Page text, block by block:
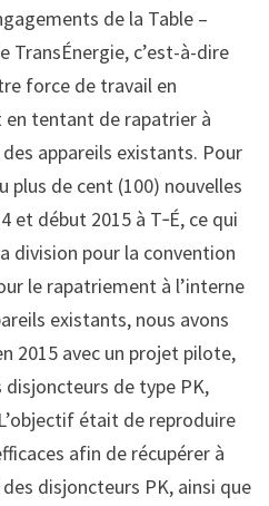
de la Table –
TransÉnergie, c’est-à-dire
force de travail en
tentant de rapatrier à
appareils existants. Pour
plus de cent (100) nouvelles
et début 2015 à T‑É, ce qui
division pour la convention
le rapatriement à l’interne
existants, nous avons
2015 avec un projet pilote,
de type PK,
était de reproduire
afin de récupérer à
disjoncteurs PK, ainsi que